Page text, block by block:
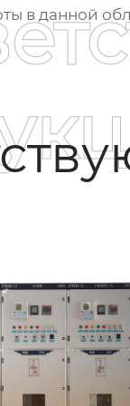
в данной